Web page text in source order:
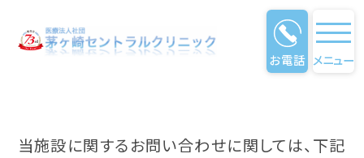
お電話 メニュー
お問い合わせ
当施設に関するお問い合わせに関しては、下記